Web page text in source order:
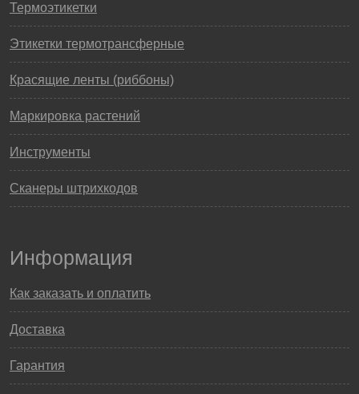
Термоэтикетки
Этикетки термотрансферные
Красящие ленты (риббоны)
Маркировка растений
Инструменты
Сканеры штрихкодов
Информация
Как заказать и оплатить
Доставка
Гарантия